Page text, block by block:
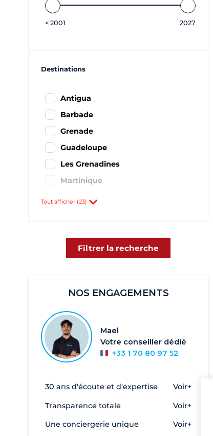
< 2001 2027
Destinations
Antigua
Barbade
Grenade
Guadeloupe
Les Grenadines
Martinique
Sainte Lucie
Saint Martin - côté Français
Saint Martin - côté Néerlandais
Saint Thomas
Saint Vincent
Tortola
Tout afficher (23)
Filtrer la recherche
NOS ENGAGEMENTS
Mael
Votre conseiller dédié
+33 1 70 80 97 52
30 ans d'écoute et d'expertise Voir+
Transparence totale Voir+
Une conciergerie unique Voir+